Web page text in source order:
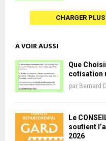
CHARGER
A VOIR AUSSI
Que
cotisation
par Bernard
Le
soutient
2026